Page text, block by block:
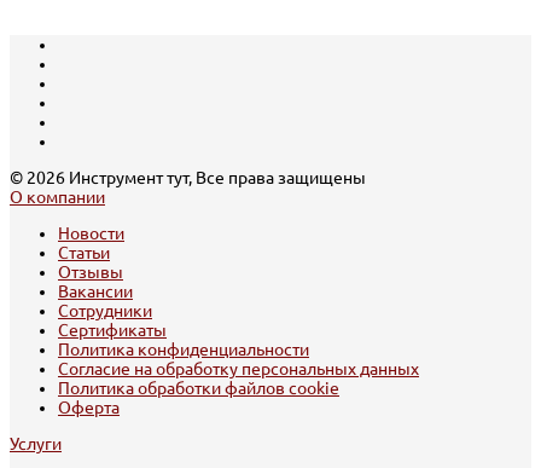
© 2026 Инструмент тут, Все права защищены
О компании
Новости
Статьи
Отзывы
Вакансии
Сотрудники
Сертификаты
Политика конфиденциальности
Согласие на обработку персональных данных
Политика обработки файлов cookie
Оферта
Услуги